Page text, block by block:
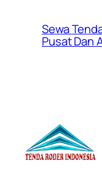
Sewa
Pusat Dan